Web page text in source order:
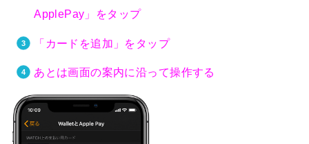
ApplePay」をタップ
「カードを追加」をタップ
あとは画面の案内に沿って操作する